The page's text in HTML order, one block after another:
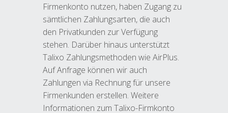
Firmenkonto nutzen, haben Zugang zu
sämtlichen Zahlungsarten, die auch
den Privatkunden zur Verfügung
stehen. Darüber hinaus unterstützt
Talixo Zahlungsmethoden wie AirPlus.
Auf Anfrage können wir auch
Zahlungen via Rechnung für unsere
Firmenkunden erstellen. Weitere
Informationen zum Talixo-Firmkonto